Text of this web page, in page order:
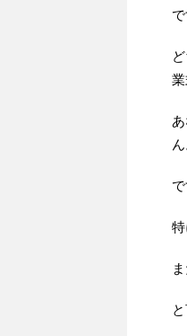
ん